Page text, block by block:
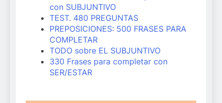
con SUBJUNTIVO
TEST. 480 PREGUNTAS
PREPOSICIONES: 500 FRASES PARA
COMPLETAR
TODO sobre EL SUBJUNTIVO
330 Frases para completar con
SER/ESTAR